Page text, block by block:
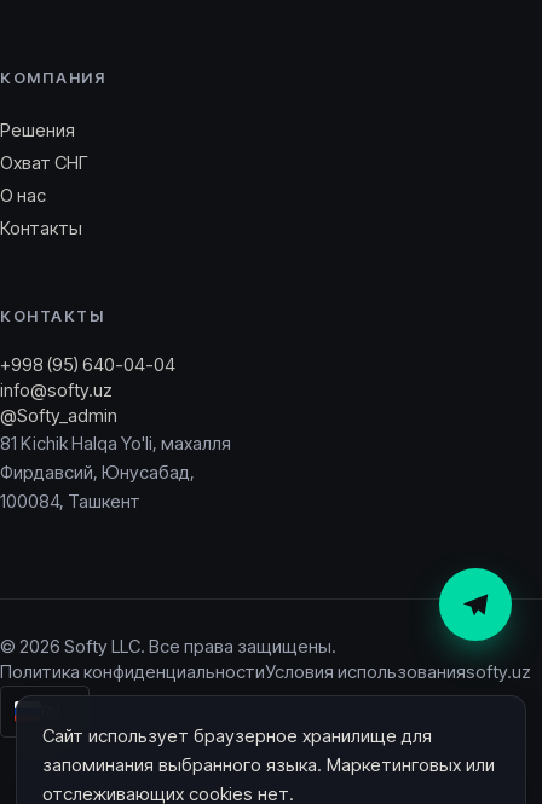
КОМПАНИЯ
Решения
Охват СНГ
О нас
Контакты
КОНТАКТЫ
+998 (95) 640-04-04
info@softy.uz
@Softy_admin
81 Kichik Halqa Yo'li, махалля
Фирдавсий, Юнусабад,
100084, Ташкент
© 2026 Softy LLC. Все права защищены.
Политика конфиденциальностиУсловия использованияsofty.uz
Сайт использует браузерное хранилище для
запоминания выбранного языка. Маркетинговых или
отслеживающих cookies нет.